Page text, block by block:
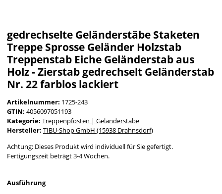
gedrechselte Geländerstäbe Staketen
Treppe Sprosse Geländer Holzstab
Treppenstab Eiche Geländerstab aus
Holz - Zierstab gedrechselt Geländerstab
Nr. 22 farblos lackiert
Artikelnummer: 1725-243
GTIN: 4056097051193
Kategorie: Treppenpfosten | Geländerstäbe
Hersteller: TIBU-Shop GmbH (15938 Drahnsdorf)
Achtung: Dieses Produkt wird individuell für Sie gefertigt.
Fertigungszeit beträgt 3-4 Wochen.
Ausführung